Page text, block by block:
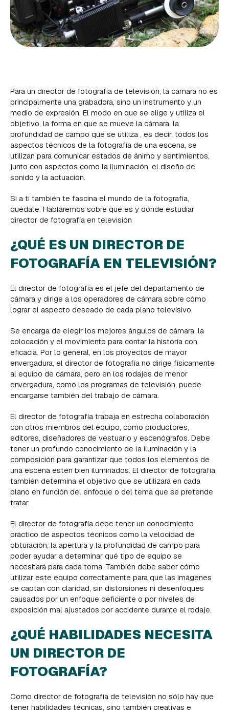
Para un director de fotografía de televisión, la cámara no es
principalmente una grabadora, sino un instrumento y un
medio de expresión. El modo en que se elige y utiliza el
objetivo, la forma en que se mueve la cámara, la
profundidad de campo que se utiliza , es decir, todos los
aspectos técnicos de la fotografía de una escena, se
utilizan para comunicar estados de ánimo y sentimientos,
junto con aspectos como la iluminación, el diseño de
sonido y la actuación.
Si a ti también te fascina el mundo de la fotografía,
quédate. Hablaremos sobre qué es y dónde estudiar
director de fotografía en televisión
¿QUÉ ES UN DIRECTOR DE
FOTOGRAFÍA EN TELEVISIÓN?
El director de fotografía es el jefe del departamento de
cámara y dirige a los operadores de cámara sobre cómo
lograr el aspecto deseado de cada plano televisivo.
Se encarga de elegir los mejores ángulos de cámara, la
colocación y el movimiento para contar la historia con
eficacia. Por lo general, en los proyectos de mayor
envergadura, el director de fotografía no dirige físicamente
al equipo de cámara, pero en los rodajes de menor
envergadura, como los programas de televisión, puede
encargarse también del trabajo de cámara.
El director de fotografía trabaja en estrecha colaboración
con otros miembros del equipo, como productores,
editores, diseñadores de vestuario y escenógrafos. Debe
tener un profundo conocimiento de la iluminación y la
composición para garantizar que todos los elementos de
una escena estén bien iluminados. El director de fotografía
también determina el objetivo que se utilizará en cada
plano en función del enfoque o del tema que se pretende
tratar.
El director de fotografía debe tener un conocimiento
práctico de aspectos técnicos como la velocidad de
obturación, la apertura y la profundidad de campo para
poder ayudar a determinar qué tipo de equipo se
necesitará para cada toma. También debe saber cómo
utilizar este equipo correctamente para que las imágenes
se captan con claridad, sin distorsiones ni desenfoques
causados por un enfoque deficiente o por niveles de
exposición mal ajustados por accidente durante el rodaje.
¿QUÉ HABILIDADES NECESITA
UN DIRECTOR DE
FOTOGRAFÍA?
Como director de fotografía de televisión no sólo hay que
tener habilidades técnicas, sino también creativas e